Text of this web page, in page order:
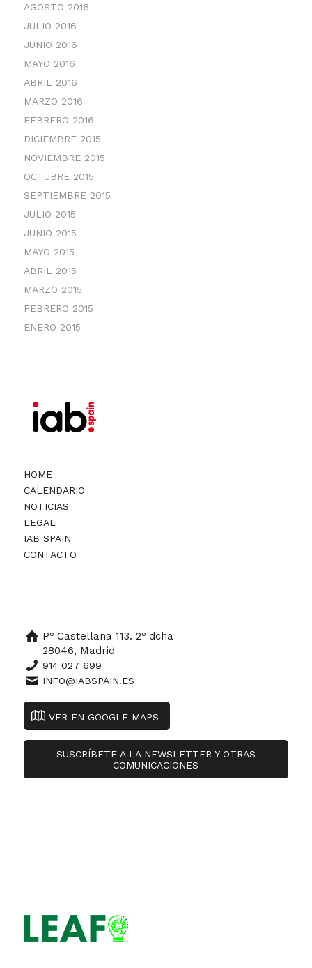
AGOSTO 2016
JULIO 2016
JUNIO 2016
MAYO 2016
ABRIL 2016
MARZO 2016
FEBRERO 2016
DICIEMBRE 2015
NOVIEMBRE 2015
OCTUBRE 2015
SEPTIEMBRE 2015
JULIO 2015
JUNIO 2015
MAYO 2015
ABRIL 2015
MARZO 2015
FEBRERO 2015
ENERO 2015
HOME
CALENDARIO
NOTICIAS
LEGAL
IAB SPAIN
CONTACTO
Pº Castellana 113. 2º dcha
28046, Madrid
914 027 699
INFO@IABSPAIN.ES
VER EN GOOGLE MAPS
SUSCRÍBETE A LA NEWSLETTER Y OTRAS
COMUNICACIONES